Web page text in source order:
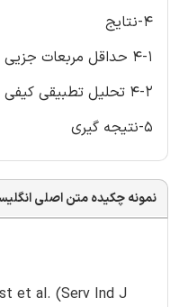
4-نتایج
4-1 حداقل مربعات جزیی (PLS)
4-2 تحلیل تطبیقی کیفی مجموعه فازی (fs QCA)
5-نتیجه گیری
نمونه چکیده متن اصلی
et al. (Serv Ind J